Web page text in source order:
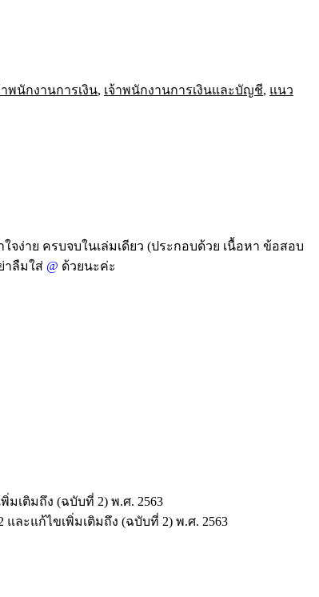
าพนักงานการเงิน, เจ้าพนักงานการเงินและบัญชี, แนว
ง่าย ครบจบในเล่มเดียว (ประกอบด้วย เนื้อหา ข้อสอบ
าลืมใส่ @ ด้วยนะค่ะ
มเติมถึง (ฉบับที่ 2) พ.ศ. 2563
และแก้ไขเพิ่มเติมถึง (ฉบับที่ 2) พ.ศ. 2563